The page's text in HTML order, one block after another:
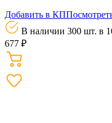
Добавить в КП
В наличии 300 шт. в
677 ₽